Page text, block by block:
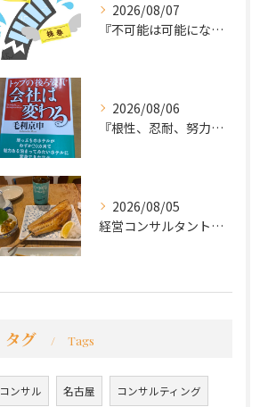
2026/08/07
『不可能は可能になる』
2026/08/06
『根性、忍耐、努力という言葉は死語なのか』
2026/08/05
経営コンサルタントのモーちゃん・毛利京申です。
タグ Tags
コンサル 名古屋 コンサルティング